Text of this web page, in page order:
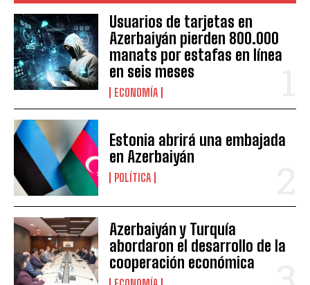
Usuarios de tarjetas en
Azerbaiyán pierden 800.000
manats por estafas en línea
en seis meses
ECONOMÍA
Estonia abrirá una embajada
en Azerbaiyán
POLÍTICA
Azerbaiyán y Turquía
abordaron el desarrollo de la
cooperación económica